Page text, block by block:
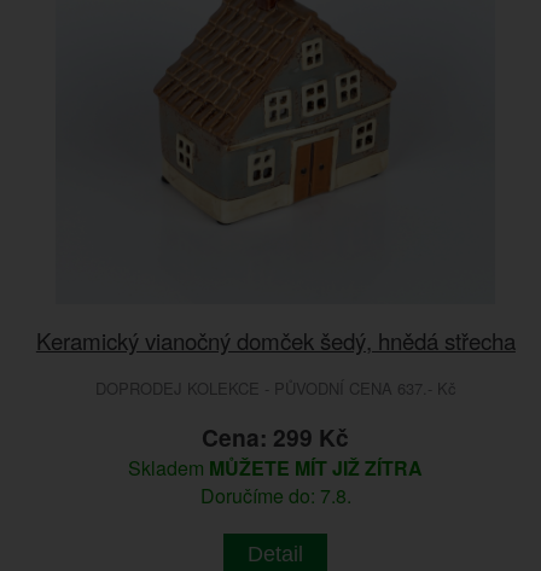
Keramický vianočný domček šedý, hnědá střecha
DOPRODEJ KOLEKCE - PŮVODNÍ CENA 637.- Kč
Cena: 299 Kč
Skladem MŮŽETE MÍT JIŽ ZÍTRA
Doručíme do: 7.8.
Detail